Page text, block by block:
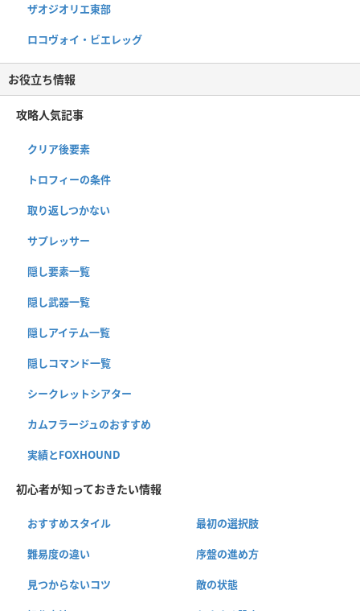
ザオジオリエ東部
ロコヴォイ・ビエレッグ
お役立ち情報
攻略人気記事
クリア後要素
トロフィーの条件
取り返しつかない
サプレッサー
隠し要素一覧
隠し武器一覧
隠しアイテム一覧
隠しコマンド一覧
シークレットシアター
カムフラージュのおすすめ
実績とFOXHOUND
初心者が知っておきたい情報
おすすめスタイル 最初の選択肢
難易度の違い 序盤の進め方
見つからないコツ 敵の状態